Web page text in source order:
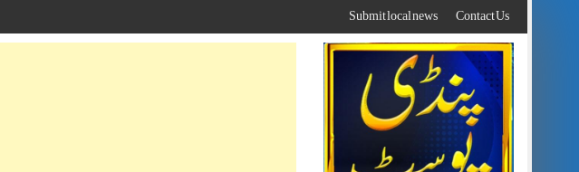
to
content
Contact Us
Submit local news